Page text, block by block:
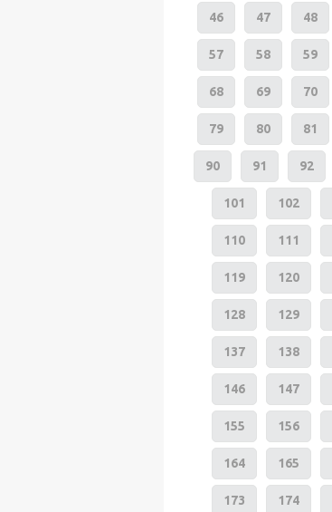
46 47 48
57 58 59
68 69 70
79 80 81
90 91 92
101 102
110 111
119 120
128 129
137 138
146 147
155 156
164 165
173 174